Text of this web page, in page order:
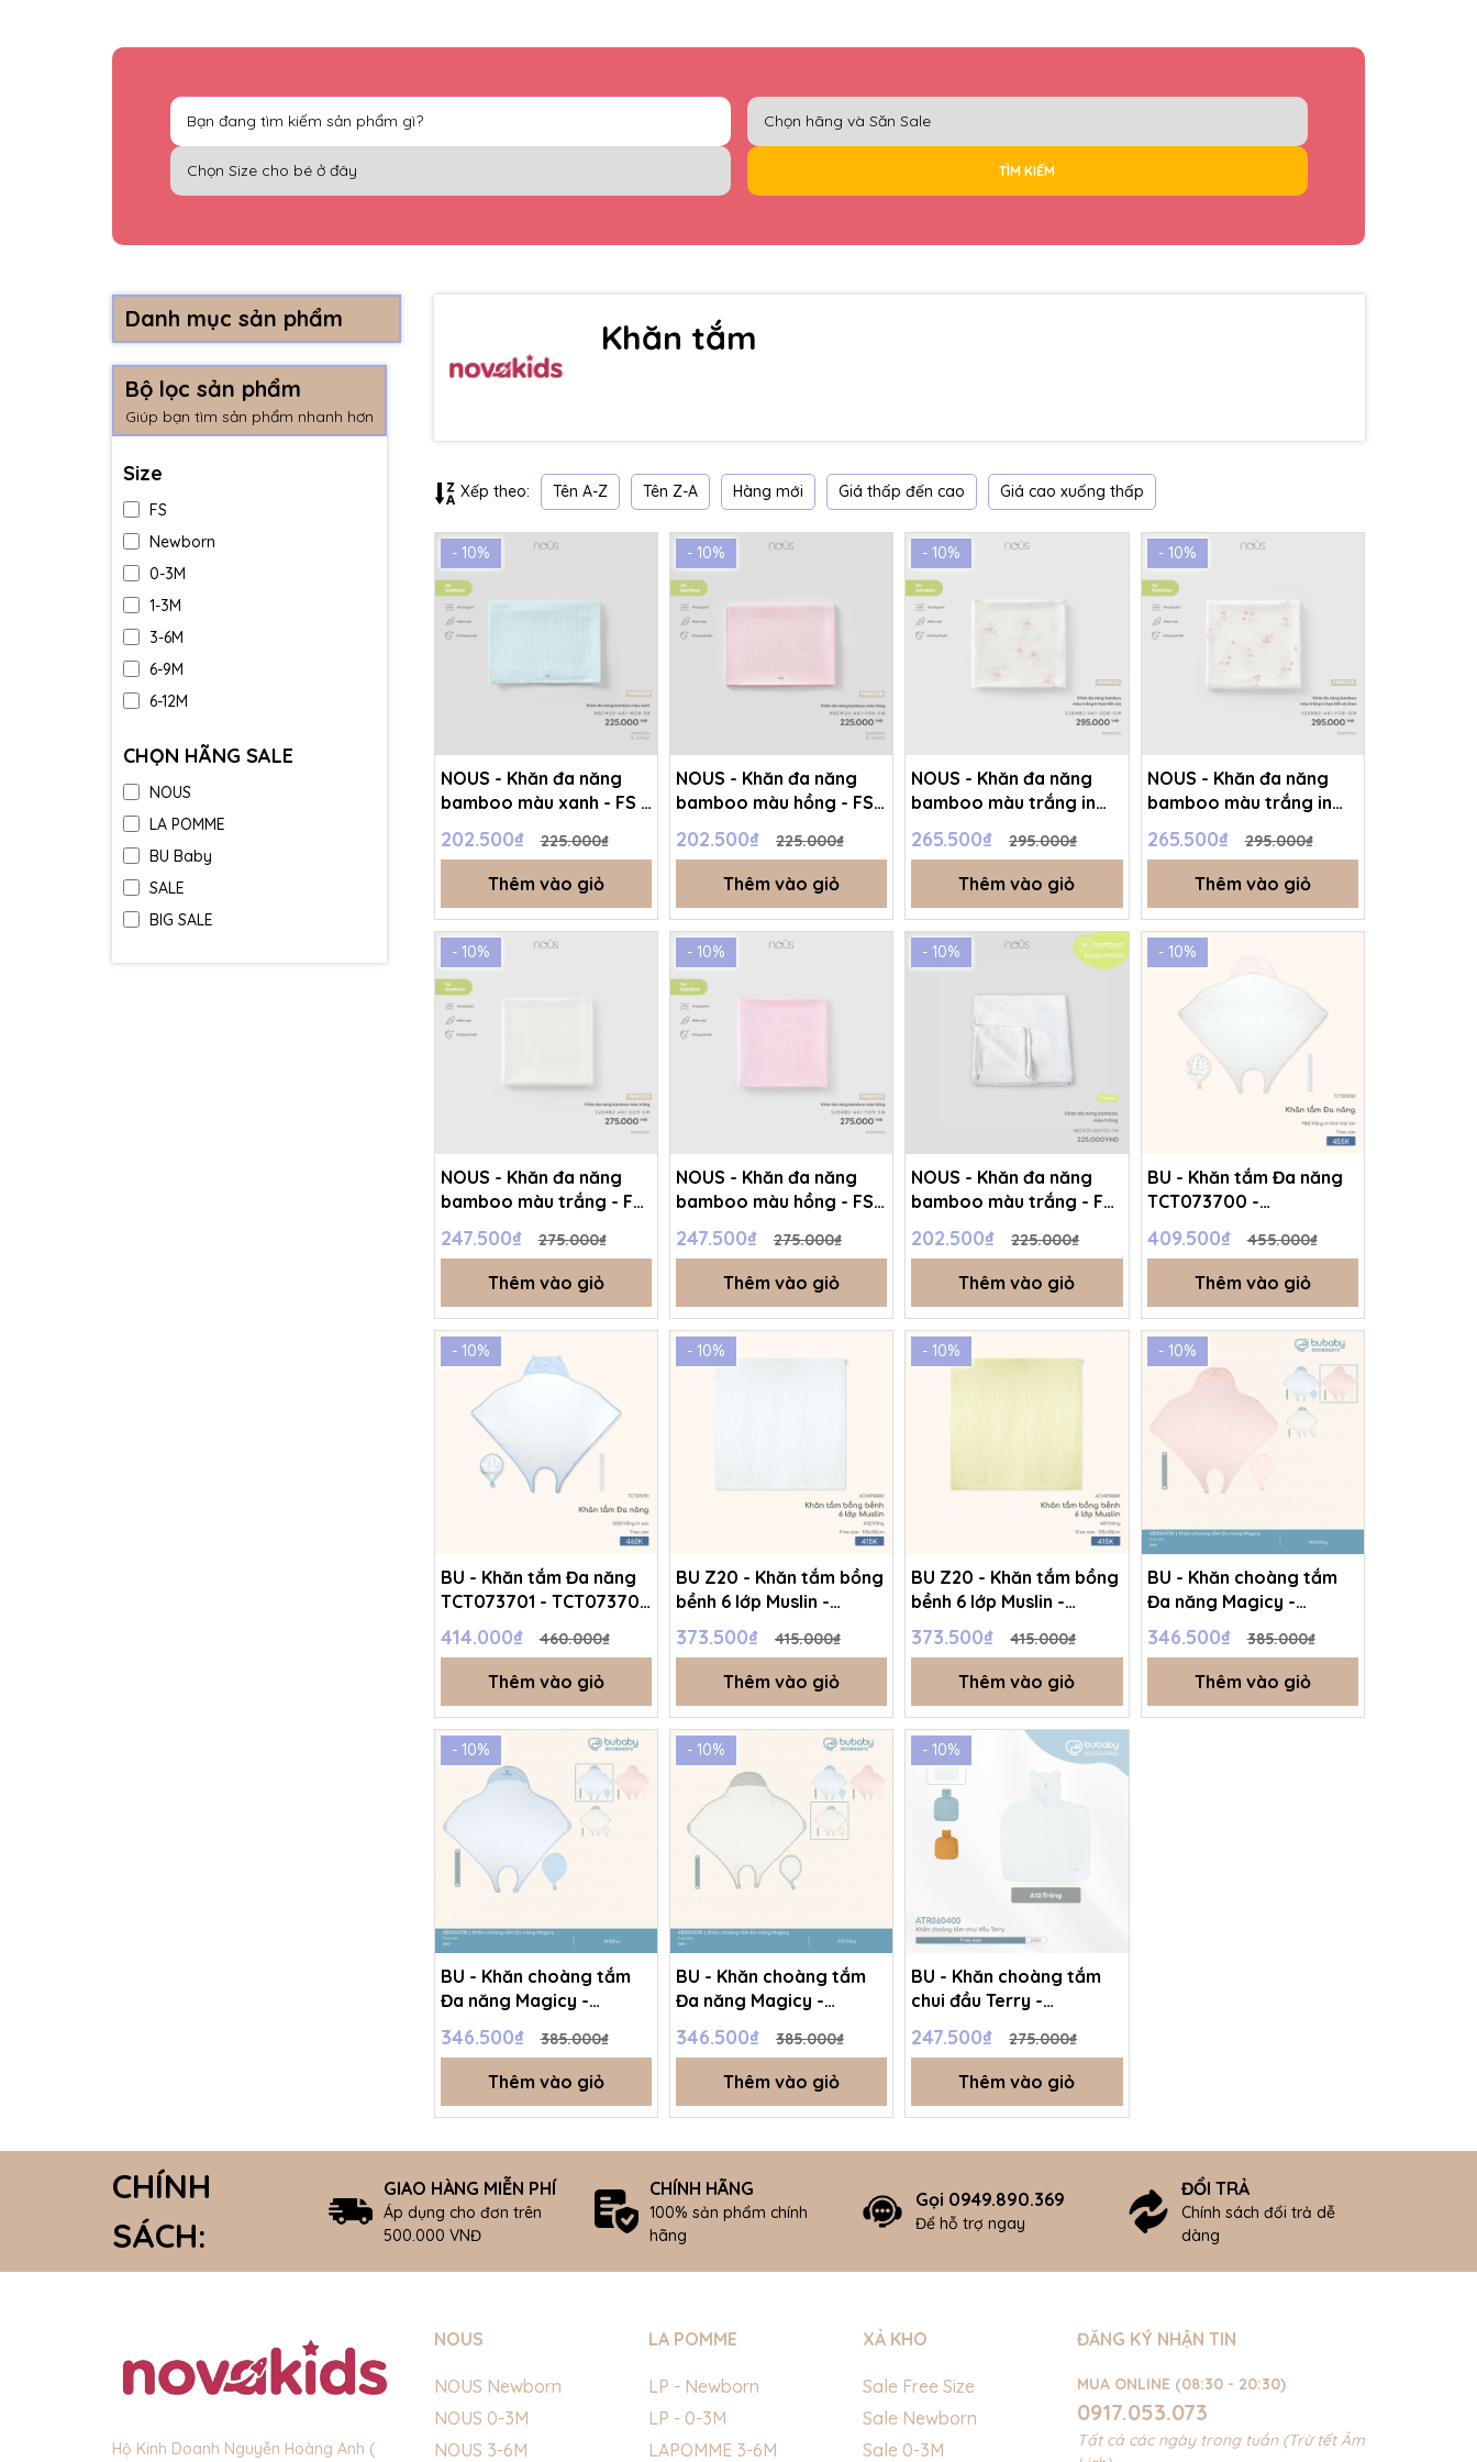
TÌM KIẾM
Danh mục sản phẩm
Bộ lọc sản phẩm
Giúp bạn tìm sản phẩm nhanh hơn
Size
FS
Newborn
0-3M
1-3M
3-6M
6-9M
6-12M
12-18M
18-24M
1-2Y
2-3Y
3-4Y
4-5Y
CHỌN HÃNG SALE
NOUS
LA POMME
BU Baby
SALE
BIG SALE
Khăn tắm
Xếp theo: Tên A-Z Tên Z-A Hàng mới Giá thấp đến cao Giá cao xuống thấp
- 10%
NOUS - Khăn đa năng
bamboo màu xanh - FS -
SS26.T5C
202.500₫ 225.000₫
Thêm vào giỏ
- 10%
NOUS - Khăn đa năng
bamboo màu hồng - FS -
SS26.T5C
202.500₫ 225.000₫
Thêm vào giỏ
- 10%
NOUS - Khăn đa năng
bamboo màu trắng in
họa tiết cừu - FS -
SS26.T5A
265.500₫ 295.000₫
Thêm vào giỏ
- 10%
NOUS - Khăn đa năng
bamboo màu trắng in
họa tiết cà chua - FS -
SS26.T5A
265.500₫ 295.000₫
Thêm vào giỏ
- 10%
NOUS - Khăn đa năng
bamboo màu trắng - FS
- SS26.T5A
247.500₫ 275.000₫
Thêm vào giỏ
- 10%
NOUS - Khăn đa năng
bamboo màu hồng - FS -
SS26.T5A
247.500₫ 275.000₫
Thêm vào giỏ
- 10%
NOUS - Khăn đa năng
bamboo màu trắng - FS
- SS25.T8A
202.500₫ 225.000₫
Thêm vào giỏ
- 10%
BU - Khăn tắm Đa năng
TCT073700 -
TCT073700 - Trắng in
hình trái tim - FS -
SS25.T11A
409.500₫ 455.000₫
Thêm vào giỏ
- 10%
BU - Khăn tắm Đa năng
TCT073701 - TCT073701
- Trắng in sao - FS -
SS25.T11A
414.000₫ 460.000₫
Thêm vào giỏ
- 10%
BU Z20 - Khăn tắm bồng
bềnh 6 lớp Muslin -
ACM07BB00 - Trắng - FS
- SS25.T11A
373.500₫ 415.000₫
Thêm vào giỏ
- 10%
BU Z20 - Khăn tắm bồng
bềnh 6 lớp Muslin -
ACM07BB00 - Vàng - FS
- SS25.T11A
373.500₫ 415.000₫
Thêm vào giỏ
- 10%
BU - Khăn choàng tắm
Đa năng Magicy -
ABS063700 - Hồng - FS
- SS25.T2A
346.500₫ 385.000₫
Thêm vào giỏ
- 10%
BU - Khăn choàng tắm
Đa năng Magicy -
SS25.T2A
346.500₫ 385.000₫
Thêm vào giỏ
- 10%
BU - Khăn choàng tắm
Đa năng Magicy -
- SS25.T2A
346.500₫ 385.000₫
Thêm vào giỏ
- 10%
BU - Khăn choàng tắm
chui đầu Terry -
- SS24.T8B
247.500₫ 275.000₫
Thêm vào giỏ
CHÍNH
SÁCH:
GIAO HÀNG MIỄN PHÍ
Áp dụng cho đơn trên
500.000 VNĐ
CHÍNH HÃNG
100% sản phẩm chính
hãng
Gọi 0949.890.369
Để hỗ trợ ngay
ĐỔI TRẢ
Chính sách đổi trả dễ
dàng
Hộ Kinh Doanh Nguyễn Hoàng Anh (
NOUS
NOUS Newborn
NOUS 0-3M
NOUS 3-6M
LA POMME
LP - Newborn
LP - 0-3M
LAPOMME 3-6M
XẢ KHO
Sale Free Size
Sale Newborn
Sale 0-3M
ĐĂNG KÝ NHẬN TIN
MUA ONLINE (08:30 - 20:30)
0917.053.073
Tất cả các ngày trong tuần (Trừ tết Âm